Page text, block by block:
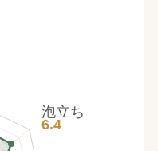
泡立ち
6.4